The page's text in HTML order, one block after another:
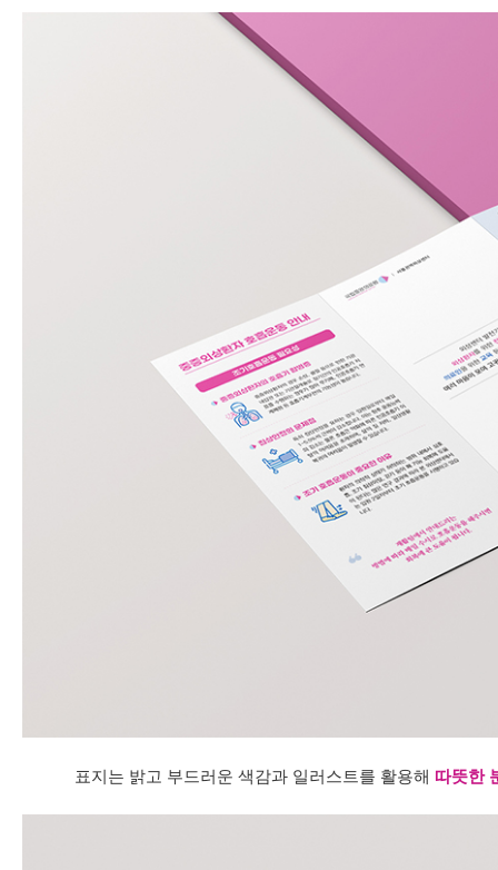
표지는 밝고 부드러운 색감과 일러스트를 활용해 따뜻한